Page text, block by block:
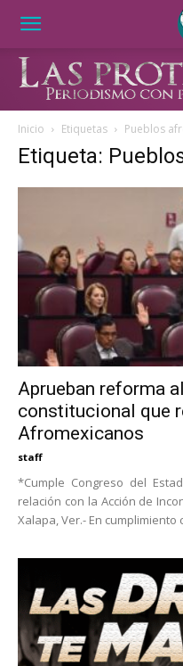
Inicio Etiquetas Pueblos
Etiqueta:
Aprueban reforma
constitucional que
Afromexicanos
staff
*Cumple Congreso del
relación con la Acción de
Xalapa, Ver.- En cumplimiento